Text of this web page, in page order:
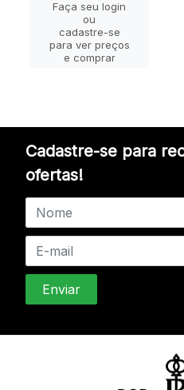
Faça seu login
ou
cadastre-se
para ver preços
e comprar
Cadastre-se para
ofertas!